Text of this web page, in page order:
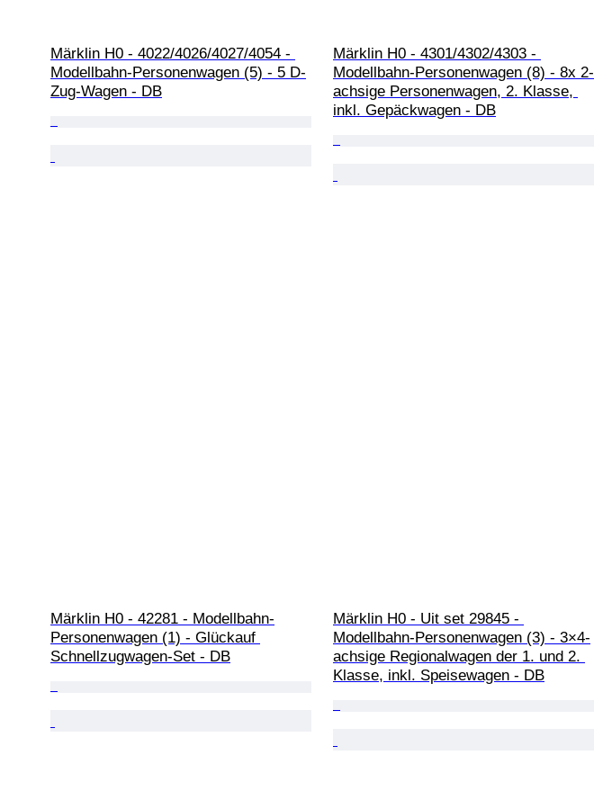
Märklin H0 - 4022/4026/4027/4054 -
Modellbahn-Personenwagen (5) - 5 D-
Zug-Wagen - DB
Märklin H0 - 4301/4302/4303 -
Modellbahn-Personenwagen (8) - 8x 2-
achsige Personenwagen, 2. Klasse,
inkl. Gepäckwagen - DB
Märklin H0 - 42281 - Modellbahn-
Personenwagen (1) - Glückauf
Schnellzugwagen-Set - DB
Märklin H0 - Uit set 29845 -
Modellbahn-Personenwagen (3) - 3×4-
achsige Regionalwagen der 1. und 2.
Klasse, inkl. Speisewagen - DB